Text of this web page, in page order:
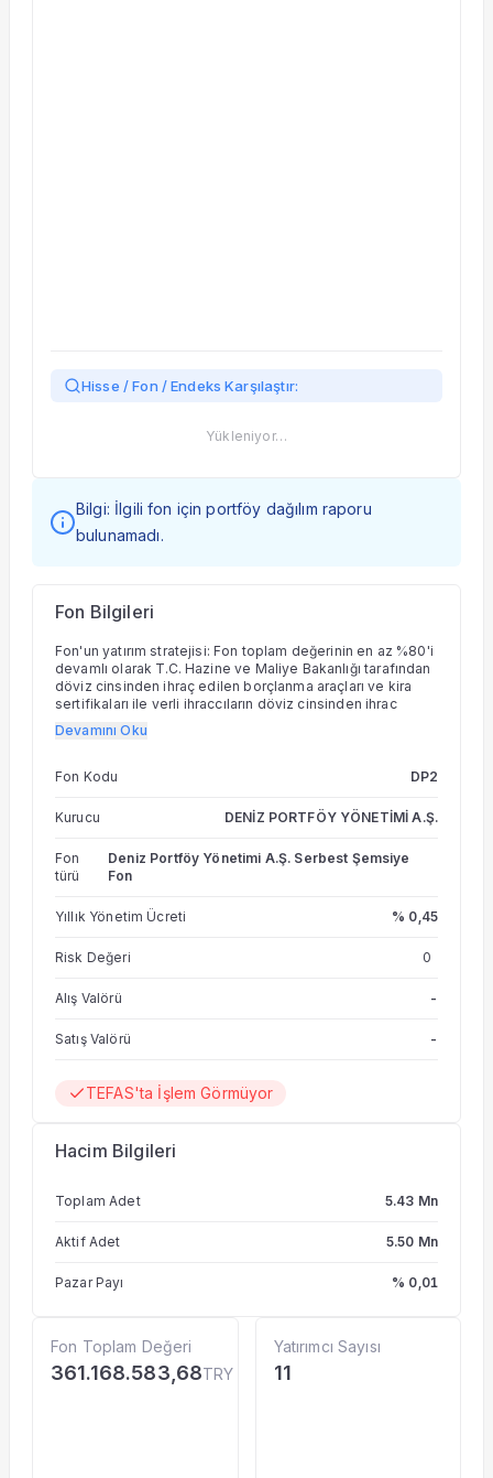
Hisse / Fon / Endeks Karşılaştır:
Yükleniyor…
Bilgi: İlgili fon için portföy dağılım raporu
bulunamadı.
Fon Bilgileri
Fon'un yatırım stratejisi: Fon toplam değerinin en az %80'i
devamlı olarak T.C. Hazine ve Maliye Bakanlığı tarafından
döviz cinsinden ihraç edilen borçlanma araçları ve kira
sertifikaları ile yerli ihraççıların döviz cinsinden ihraç
edilen para ve sermaye piyasası araçlarına yatırılacaktır.
Fon toplam değerinin geri kalan kısmı ise TL cinsinden
ve sermaye piyasası araçlarına yatırılabilir. Fon'un ana
piyasası araçlarına yatırım yaparak döviz bazında getiri
yaratmayı sağlamaktır. Diğer taraftan, yukarıdaki portföy
(TL) cinsinden para ve sermaye piyasası araçlarına
ve/veya yabancı ihraççıların para ve sermaye piyasası
sözleşmelere yatırım yapılarak, fon portföyünün para
Söz konusu yatırım hedeflerine ulaşılması amacıyla fon
portföyü, yatırım öngörüleri doğrultusunda, uzun
pozisyonlar alınarak veya uzun ve kısa pozisyonlardan
Uzun ve kısa pozisyonlar fon portföyüne kaldıraçlı olarak
Devamını Oku
Fon Kodu DP2
Kurucu DENİZ PORTFÖY YÖNETİMİ A.Ş.
Fon
türü
Deniz Portföy Yönetimi A.Ş. Serbest Şemsiye
Fon
Yıllık Yönetim Ücreti % 0,45
Risk Değeri 0
Alış Valörü -
Satış Valörü -
TEFAS'ta İşlem Görmüyor
Hacim Bilgileri
Toplam Adet 5.43 Mn
Aktif Adet 5.50 Mn
Pazar Payı % 0,01
Fon Toplam Değeri
361.168.583,68TRY
Yatırımcı Sayısı
11